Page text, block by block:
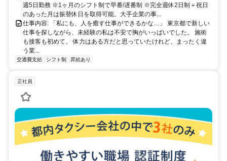
週5日勤務 ※1ヶ月のシフト制で早番/遅番制 ※完全週休2日制＋祝日
のあった月は振替休日を取得可能。大手企業の事...
仕事内容: 「私にも、人を癒す仕事ができるかな…」 東京都で新しい
仕事を探しながら、未経験の私は不安で胸がいっぱいでした。 施術
も接客も初めて。 体力はある方だと思っていたけれど、まったく違
う業...
交通費支給 シフト制 昇給あり
正社員